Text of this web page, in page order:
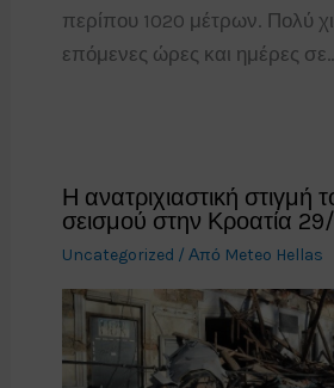
περίπου 1020 μέτρων. Πολύ
επόμενες ώρες και ημέρες
Η ανατριχιαστική στιγμή
σεισμού στην Κροατία
Uncategorized / Από Meteo Hellas